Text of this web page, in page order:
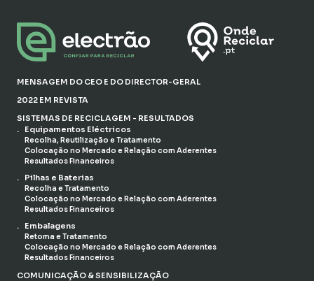
MENSAGEM DO CEO E DO DIRECTOR-GERAL
2022 EM REVISTA
SISTEMAS DE RECICLAGEM - RESULTADOS
Equipamentos Eléctricos
Recolha, Reutilização e Tratamento
Colocação no Mercado e Relação com Aderentes
Resultados Financeiros
Pilhas e Baterias
Recolha e Tratamento
Colocação no Mercado e Relação com Aderentes
Resultados Financeiros
Embalagens
Retoma e Tratamento
Colocação no Mercado e Relação com Aderentes
Resultados Financeiros
COMUNICAÇÃO & SENSIBILIZAÇÃO